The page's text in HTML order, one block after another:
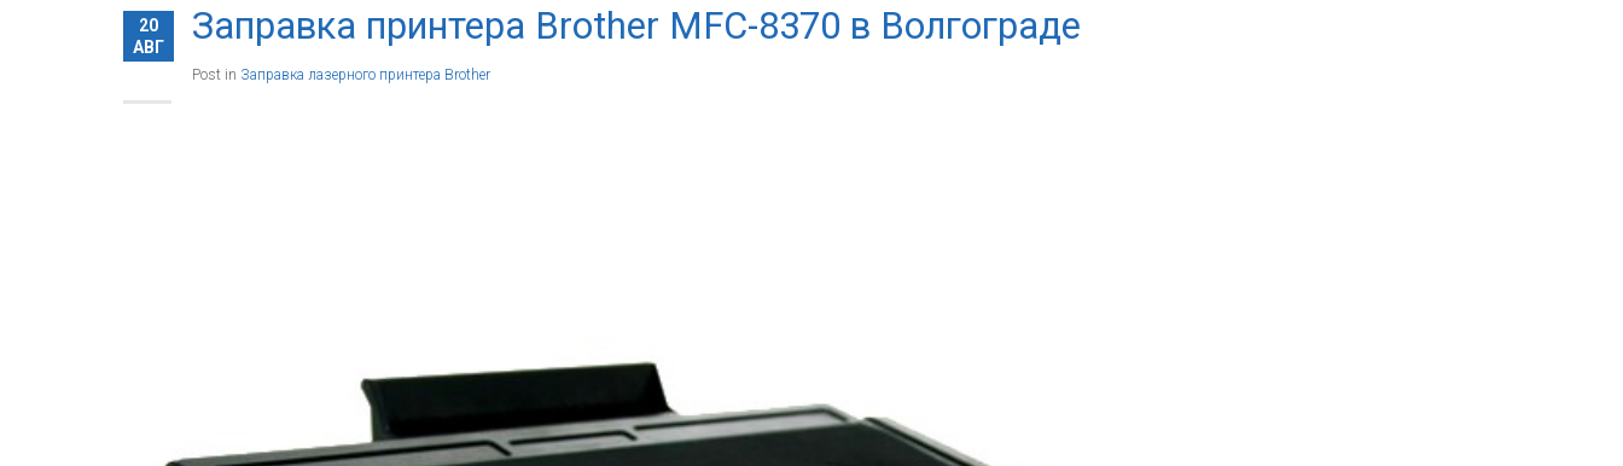
20
АВГ
Заправка принтера Brother MFC-8370 в Волгограде
Post in Заправка лазерного принтера Brother